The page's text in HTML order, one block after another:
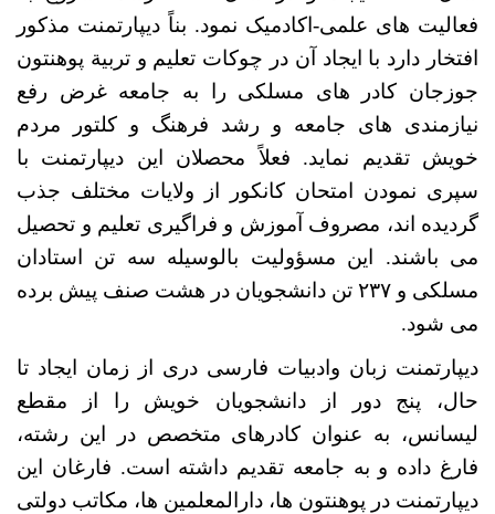
فعالیت های علمی-اکادمیک نمود. بناً دیپارتمنت مذکور
افتخار دارد با ایجاد آن در چوکات تعلیم و تربیة پوهنتون
جوزجان کادر های مسلکی را به جامعه غرض رفع
نیازمندی های جامعه و رشد فرهنگ و کلتور مردم
خویش تقدیم نماید. فعلاً محصلان این دیپارتمنت با
سپری نمودن امتحان کانکور از ولایات مختلف جذب
گردیده اند، مصروف آموزش و فراگیری تعلیم و تحصیل
می باشند. این مسؤولیت بالوسیله سه تن استادان
مسلکی و ۲۳۷ تن دانشجویان در هشت صنف پیش برده
می شود.
دیپارتمنت زبان وادبیات فارسی دری از زمان ایجاد تا
حال، پنج دور از دانشجویان خویش را از مقطع
لیسانس، به عنوان کادرهای متخصص در این رشته،
فارغ داده و به جامعه تقدیم داشته است. فارغان این
دیپارتمنت در پوهنتون ها، دارالمعلمین ها، مکاتب دولتی